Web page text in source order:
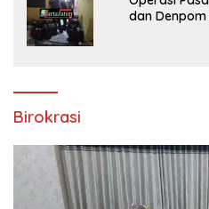
dan
Birokrasi